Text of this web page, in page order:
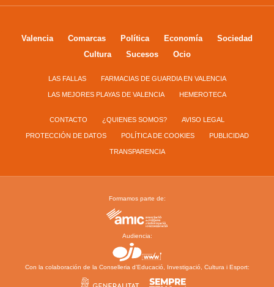
Valencia Comarcas Política Economía
Sociedad
Cultura
Sucesos Ocio
LAS FALLAS FARMACIAS DE GUARDIA EN VALENCIA
LAS MEJORES PLAYAS DE VALENCIA HEMEROTECA
CONTACTO ¿QUIENES SOMOS? AVISO LEGAL
PROTECCIÓN DE DATOS POLÍTICA DE COOKIES PUBLICIDAD
TRANSPARENCIA
Formamos parte de:
Audiencia:
Con la colaboración de la Conselleria d’Educació, Investigació, Cultura i Esport: